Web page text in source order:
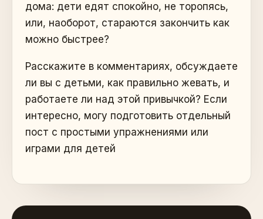
дома: дети едят спокойно, не торопясь,
или, наоборот, стараются закончить как
можно быстрее?
Расскажите в комментариях, обсуждаете
ли вы с детьми, как правильно жевать, и
работаете ли над этой привычкой? Если
интересно, могу подготовить отдельный
пост с простыми упражнениями или
играми для детей